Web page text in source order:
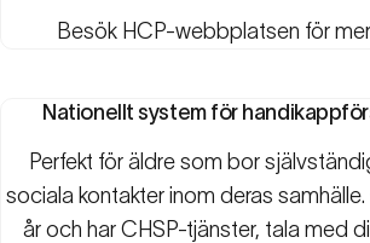
Besök HCP-webbplatsen för
Nationellt system för
Perfekt för äldre som bor
sociala kontakter inom deras
år och har CHSP-tjänster, tala med